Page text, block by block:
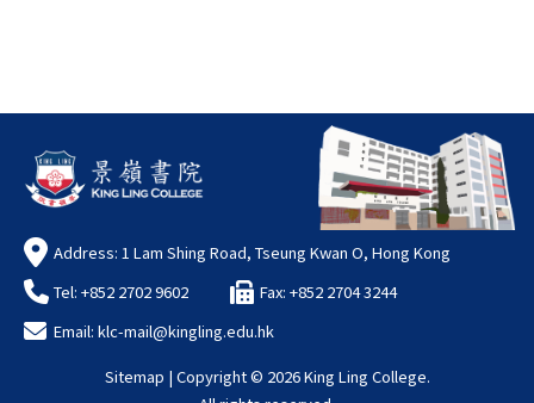
Address: 1 Lam Shing Road, Tseung Kwan O, Hong Kong
Tel: +852 2702 9602
Fax: +852 2704 3244
Email: klc-mail@kingling.edu.hk
Sitemap | Copyright © 2026 King Ling College.